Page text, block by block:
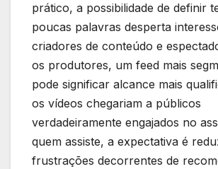
prático, a possibilidade de definir
poucas palavras desperta
criadores de conteúdo e
os produtores, um feed mais
pode significar alcance mais
os vídeos chegariam a públicos
verdadeiramente engajados no
quem assiste, a expectativa é
frustrações decorrentes de